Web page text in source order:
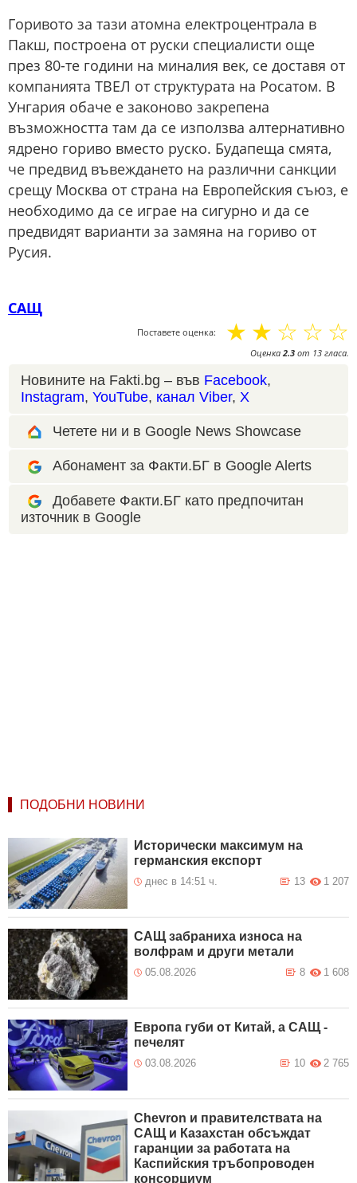
Горивото за тази атомна електроцентрала в
Пакш, построена от руски специалисти още
през 80-те години на миналия век, се доставя от
компанията ТВЕЛ от структурата на Росатом. В
Унгария обаче е законово закрепена
възможността там да се използва алтернативно
ядрено гориво вместо руско. Будапеща смята,
че предвид въвеждането на различни санкции
срещу Москва от страна на Европейския съюз, е
необходимо да се играе на сигурно и да се
предвидят варианти за замяна на гориво от
Русия.
САЩ
Поставете оценка: ☆
☆
☆
☆
☆
Оценка2.3 от 13 гласа.
Новините на Fakti.bg – във Facebook,
Instagram, YouTube, канал Viber, X
Четете ни и в Google News Showcase
Абонамент за Факти.БГ в Google Alerts
Добавете Факти.БГ като предпочитан
източник в Google
ПОДОБНИ НОВИНИ
Исторически максимум на
германския експорт
днес в 14:51 ч. 1 207
13
САЩ забраниха износа на
волфрам и други метали
05.08.2026 1 608
8
Европа губи от Китай, а САЩ -
печелят
03.08.2026 2 765
10
Chevron и правителствата на
САЩ и Казахстан обсъждат
гаранции за работата на
Каспийския тръбопроводен
консорциум